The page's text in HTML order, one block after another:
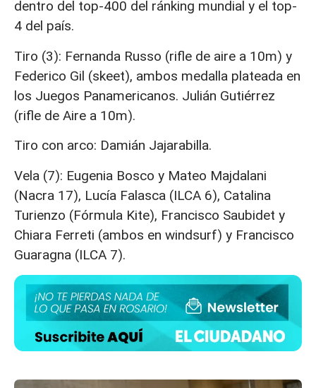
dentro del top-400 del ránking mundial y el top-
4 del país.
Tiro (3): Fernanda Russo (rifle de aire a 10m) y
Federico Gil (skeet), ambos medalla plateada en
los Juegos Panamericanos. Julián Gutiérrez
(rifle de Aire a 10m).
Tiro con arco: Damián Jajarabilla.
Vela (7): Eugenia Bosco y Mateo Majdalani
(Nacra 17), Lucía Falasca (ILCA 6), Catalina
Turienzo (Fórmula Kite), Francisco Saubidet y
Chiara Ferreti (ambos en windsurf) y Francisco
Guaragna (ILCA 7).